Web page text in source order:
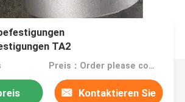
TA2
Preis：Order please contact customer service
Kontaktieren Sie